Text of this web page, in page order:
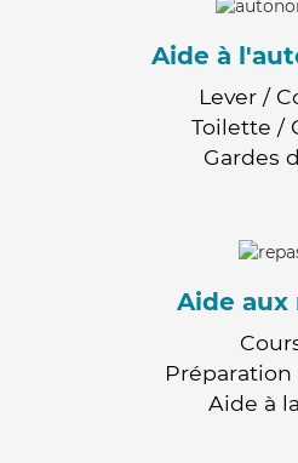
Aide à
Lever /
Toilette /
Gardes
Aide aux
Préparation
Aide à